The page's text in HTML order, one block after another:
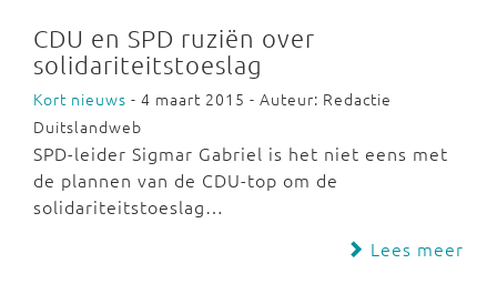
CDU en SPD ruziën over
solidariteitstoeslag
Kort nieuws - 4 maart 2015 - Auteur: Redactie
Duitslandweb
SPD-leider Sigmar Gabriel is het niet eens met
de plannen van de CDU-top om de
solidariteitstoeslag…
Lees meer